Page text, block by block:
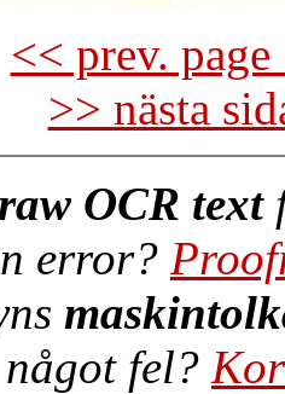
<< prev.
>> nästa
raw OCR text
error?
fel?